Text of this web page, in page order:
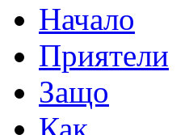
Начало
Приятели
Защо